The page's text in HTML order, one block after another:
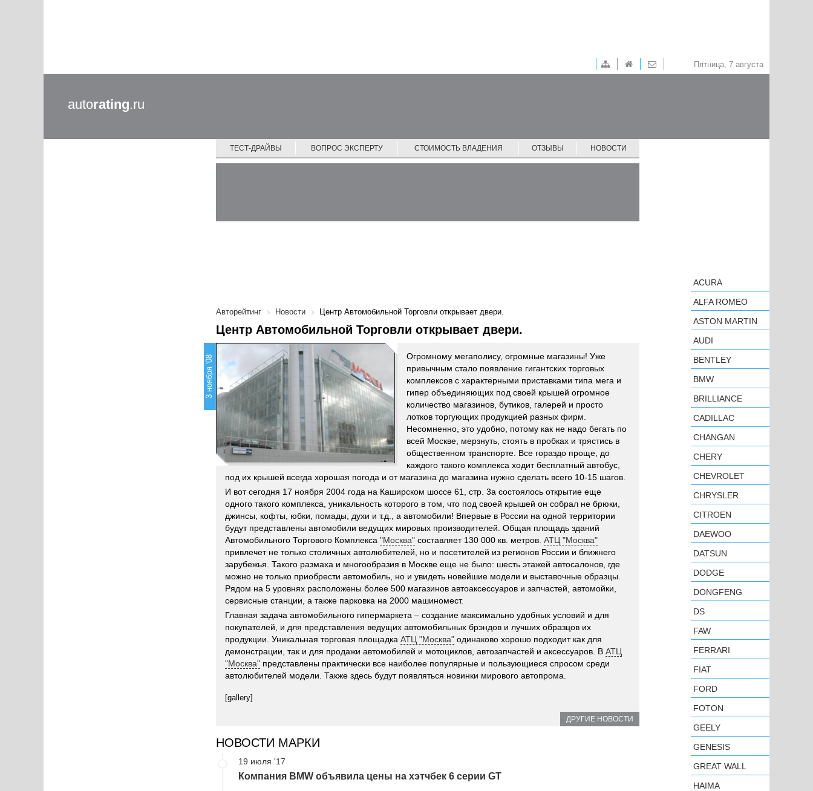
Пятница, 7 августа
autorating.ru
ТЕСТ-ДРАЙВЫ ВОПРОС ЭКСПЕРТУ СТОИМОСТЬ ВЛАДЕНИЯ ОТЗЫВЫ НОВОСТИ
Авторейтинг Новости Центр Автомобильной Торговли открывает двери.
Центр Автомобильной Торговли открывает двери.
3 ноября '08
Огромному мегаполису, огромные магазины! Уже
привычным стало появление гигантских торговых
комплексов с характерными приставками типа мега и
гипер объединяющих под своей крышей огромное
количество магазинов, бутиков, галерей и просто
лотков торгующих продукцией разных фирм.
Несомненно, это удобно, потому как не надо бегать по
всей Москве, мерзнуть, стоять в пробках и трястись в
общественном транспорте. Все гораздо проще, до
каждого такого комплекса ходит бесплатный автобус,
под их крышей всегда хорошая погода и от магазина до магазина нужно сделать всего 10-15 шагов.
И вот сегодня 17 ноября 2004 года на Каширском шоссе 61, стр. 3а состоялось открытие еще
одного такого комплекса, уникальность которого в том, что под своей крышей он собрал не брюки,
джинсы, кофты, юбки, помады, духи и т.д., а автомобили! Впервые в России на одной территории
будут представлены автомобили ведущих мировых производителей. Общая площадь зданий
Автомобильного Торгового Комплекса "Москва" составляет 130 000 кв. метров. АТЦ "Москва"
привлечет не только столичных автолюбителей, но и посетителей из регионов России и ближнего
зарубежья. Такого размаха и многообразия в Москве еще не было: шесть этажей автосалонов, где
можно не только приобрести автомобиль, но и увидеть новейшие модели и выставочные образцы.
Рядом на 5 уровнях расположены более 500 магазинов автоаксессуаров и запчастей, автомойки,
сервисные станции, а также парковка на 2000 машиномест.
Главная задача автомобильного гипермаркета – создание максимально удобных условий и для
покупателей, и для представления ведущих автомобильных брэндов и лучших образцов их
продукции. Уникальная торговая площадка АТЦ "Москва" одинаково хорошо подходит как для
демонстрации, так и для продажи автомобилей и мотоциклов, автозапчастей и аксессуаров. В АТЦ
"Москва" представлены практически все наиболее популярные и пользующиеся спросом среди
автолюбителей модели. Также здесь будут появляться новинки мирового автопрома.
[gallery]
ДРУГИЕ НОВОСТИ
НОВОСТИ МАРКИ
19 июля '17
Компания BMW объявила цены на хэтчбек 6 серии GT
ACURA
ALFA ROMEO
ASTON MARTIN
AUDI
BENTLEY
BMW
BRILLIANCE
CADILLAC
CHANGAN
CHERY
CHEVROLET
CHRYSLER
CITROEN
DAEWOO
DATSUN
DODGE
DONGFENG
DS
FAW
FERRARI
FIAT
FORD
FOTON
GEELY
GENESIS
GREAT WALL
HAIMA